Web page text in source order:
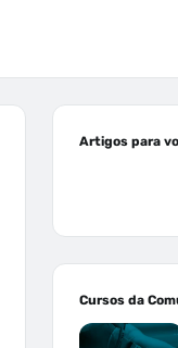
Artigos para
Cursos da